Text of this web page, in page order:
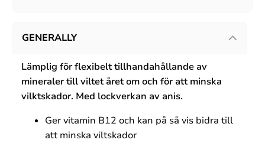
GENERALLY
Lämplig för flexibelt tillhandahållande av
mineraler till viltet året om och för att minska
vilktskador. Med lockverkan av anis.
Ger vitamin B12 och kan på så vis bidra till
att minska viltskador